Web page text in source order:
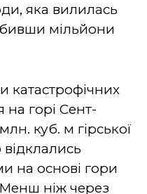
яка вилилась
мільйони
катастрофічних
на горі Сент-
куб. м гірської
на основі гори
ніж через